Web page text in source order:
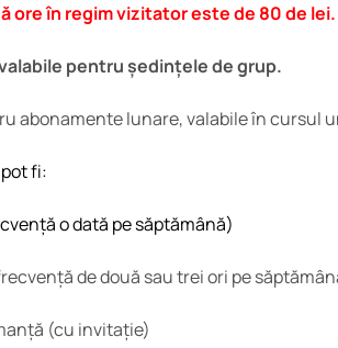
ore în regim vizitator este de 80 de lei.
pentru ședințele de grup.
abonamente lunare, valabile în cursul
pot fi:
o dată pe săptămână)
de două sau trei ori pe
(cu invitație)